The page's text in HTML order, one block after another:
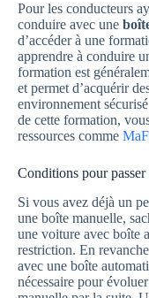
Pour les conducteurs
conduire avec une
d’accéder à une
apprendre à conduire
formation est
et permet d’acquérir
environnement
de cette formation,
ressources comme
Conditions pour
Si vous avez déjà un
une boîte manuelle,
une voiture avec boîte
restriction. En
avec une boîte
nécessaire pour